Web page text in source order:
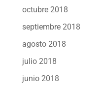
octubre 2018
septiembre 2018
agosto 2018
julio 2018
junio 2018